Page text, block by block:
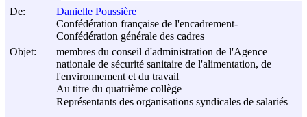
De:
Danielle Poussière
Confédération française de l'encadrement-
Confédération générale des cadres
Objet:
membres du conseil d'administration de l'Agence
nationale de sécurité sanitaire de l'alimentation, de
l'environnement et du travail
Au titre du quatrième collège
Représentants des organisations syndicales de salariés